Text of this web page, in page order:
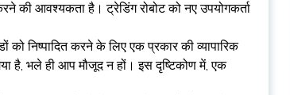
की आवश्यकता है। ट्रेडिंग रोबोट को नए उपयोगकर्ता
निष्पादित करने के लिए एक प्रकार की व्यापारिक
है, भले ही आप मौजूद न हों। इस दृष्टिकोण में, एक